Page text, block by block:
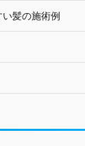
髪の施術例